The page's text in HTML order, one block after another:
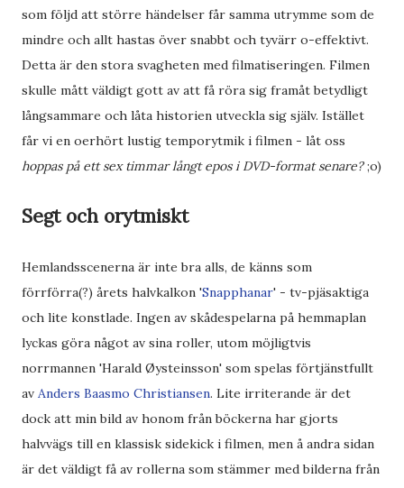
som följd att större händelser får samma utrymme som de
mindre och allt hastas över snabbt och tyvärr o-effektivt.
Detta är den stora svagheten med filmatiseringen. Filmen
skulle mått väldigt gott av att få röra sig framåt betydligt
långsammare och låta historien utveckla sig själv. Istället
får vi en oerhört lustig temporytmik i filmen - låt oss
hoppas på ett sex timmar långt epos i DVD-format senare?;o)
Segt och orytmiskt
Hemlandsscenerna är inte bra alls, de känns som
förrförra(?) årets halvkalkon 'Snapphanar' - tv-pjäsaktiga
och lite konstlade. Ingen av skådespelarna på hemmaplan
lyckas göra något av sina roller, utom möjligtvis
norrmannen 'Harald Øysteinsson' som spelas förtjänstfullt
av Anders Baasmo Christiansen. Lite irriterande är det
dock att min bild av honom från böckerna har gjorts
halvvägs till en klassisk sidekick i filmen, men å andra sidan
är det väldigt få av rollerna som stämmer med bilderna från